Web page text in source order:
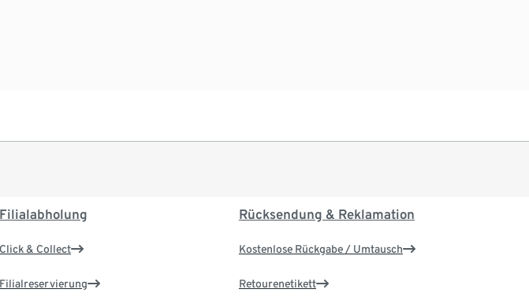
Filialabholung
Click & Collect
Filialreservierung
Rücksendung & Reklamation
Kostenlose Rückgabe / Umtausch
Retourenetikett